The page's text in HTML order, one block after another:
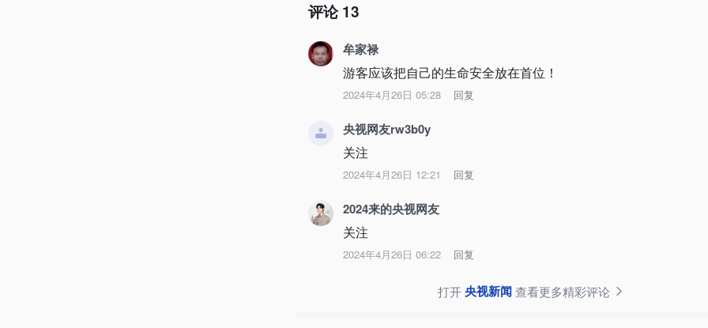
评论13
牟家禄
游客应该把自己的生命安全放在首位！
2024年4月26日 05:28 回复
央视网友rw3b0y
关注
2024年4月26日 12:21 回复
2024来的央视网友
关注
2024年4月26日 06:22 回复
打开央视新闻查看更多精彩评论